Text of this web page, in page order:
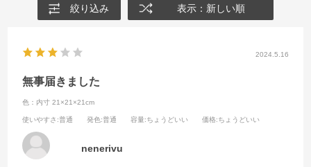
絞り込み 表示：新しい順
2024.5.16
無事届きました
色：内寸 21×21×21cm
使いやすさ :普通 発色:普通 容量:ちょうどいい 価格:ちょうどいい
nenerivu